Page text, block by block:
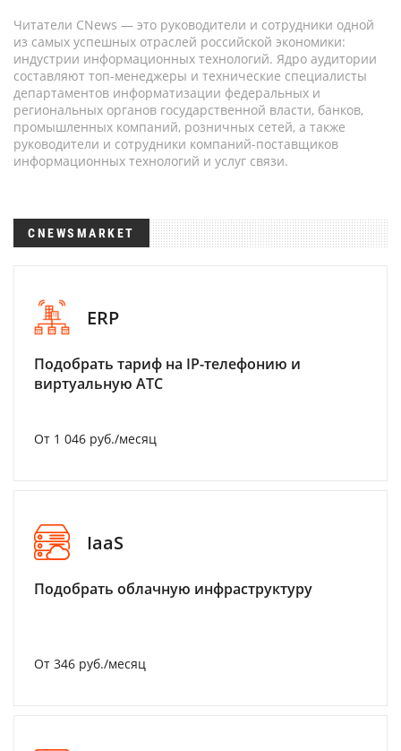
Читатели CNews — это руководители и сотрудники одной
из самых успешных отраслей российской экономики:
индустрии информационных технологий. Ядро аудитории
составляют топ-менеджеры и технические специалисты
департаментов информатизации федеральных и
региональных органов государственной власти, банков,
промышленных компаний, розничных сетей, а также
руководители и сотрудники компаний-поставщиков
информационных технологий и услуг связи.
CNEWSMARKET
ERP
Подобрать тариф на IP-телефонию и
виртуальную АТС
От 1 046 руб./месяц
IaaS
Подобрать облачную инфраструктуру
От 346 руб./месяц